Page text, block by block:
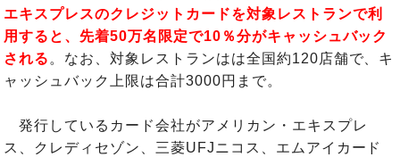
エキスプレスのクレジットカードを対象レストランで利
用すると、先着50万名限定で10％分がキャッシュバック
される 。なお、対象レストランはは全国約120店舗で、キ
ャッシュバック上限は合計3000円まで。
発行しているカード会社がアメリカン・エキスプレ
ス、クレディセゾン、三菱UFJニコス、エムアイカード